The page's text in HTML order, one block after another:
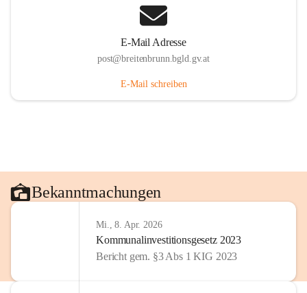
E-Mail Adresse
post@breitenbrunn.bgld.gv.at
E-Mail schreiben
Bekanntmachungen
Mi., 8. Apr. 2026
Kommunalinvestitionsgesetz 2023
Bericht gem. §3 Abs 1 KIG 2023